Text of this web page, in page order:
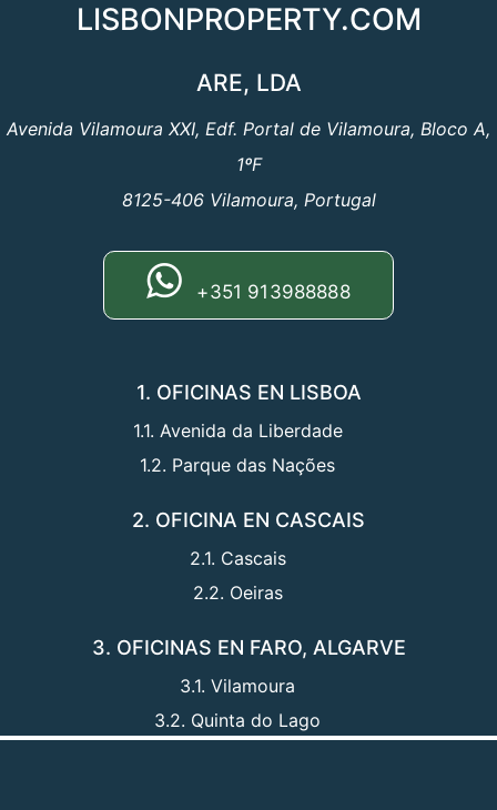
LISBONPROPERTY.COM
ARE, LDA
Avenida Vilamoura XXI, Edf. Portal de Vilamoura, Bloco A,
1ºF
8125-406 Vilamoura, Portugal
+351 913988888
1. OFICINAS EN LISBOA
1.1. Avenida da Liberdade
1.2. Parque das Nações
2. OFICINA EN CASCAIS
2.1. Cascais
2.2. Oeiras
3. OFICINAS EN FARO, ALGARVE
3.1. Vilamoura
3.2. Quinta do Lago